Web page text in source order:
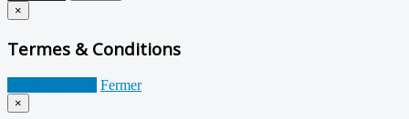
×
Termes & Conditions
Fermer
×